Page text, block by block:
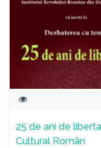
25 de ani de
Cultural Român